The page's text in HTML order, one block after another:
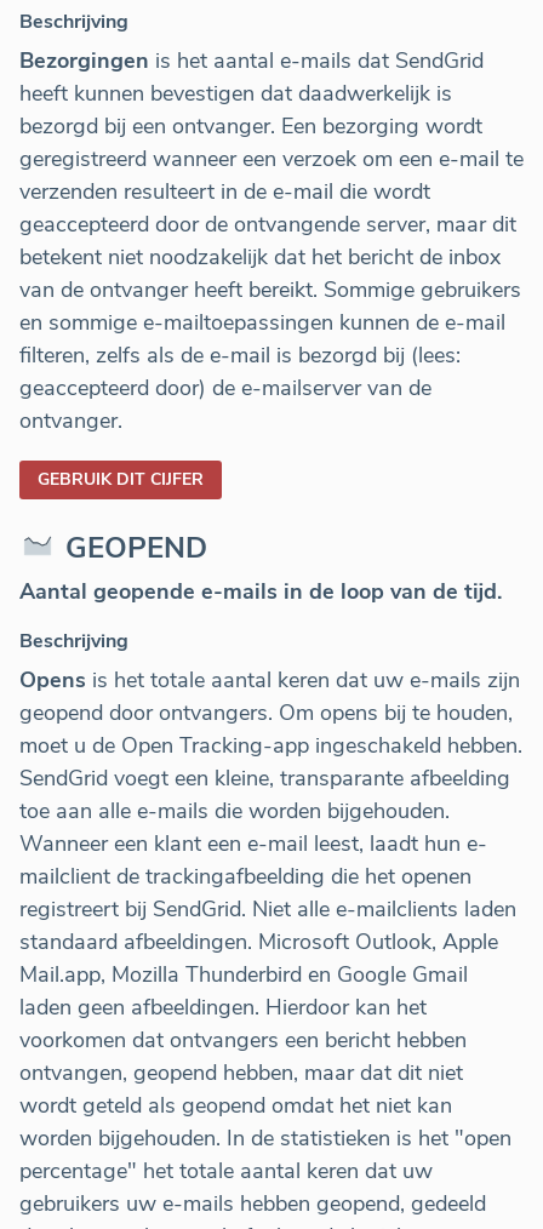
Beschrijving
Bezorgingen is het aantal e-mails dat SendGrid
heeft kunnen bevestigen dat daadwerkelijk is
bezorgd bij een ontvanger. Een bezorging wordt
geregistreerd wanneer een verzoek om een e-mail te
verzenden resulteert in de e-mail die wordt
geaccepteerd door de ontvangende server, maar dit
betekent niet noodzakelijk dat het bericht de inbox
van de ontvanger heeft bereikt. Sommige gebruikers
en sommige e-mailtoepassingen kunnen de e-mail
filteren, zelfs als de e-mail is bezorgd bij (lees:
geaccepteerd door) de e-mailserver van de
ontvanger.
GEBRUIK DIT CIJFER
GEOPEND
Aantal geopende e-mails in de loop van de tijd.
Beschrijving
Opens is het totale aantal keren dat uw e-mails zijn
geopend door ontvangers. Om opens bij te houden,
moet u de Open Tracking-app ingeschakeld hebben.
SendGrid voegt een kleine, transparante afbeelding
toe aan alle e-mails die worden bijgehouden.
Wanneer een klant een e-mail leest, laadt hun e-
mailclient de trackingafbeelding die het openen
registreert bij SendGrid. Niet alle e-mailclients laden
standaard afbeeldingen. Microsoft Outlook, Apple
Mail.app, Mozilla Thunderbird en Google Gmail
laden geen afbeeldingen. Hierdoor kan het
voorkomen dat ontvangers een bericht hebben
ontvangen, geopend hebben, maar dat dit niet
wordt geteld als geopend omdat het niet kan
worden bijgehouden. In de statistieken is het "open
percentage" het totale aantal keren dat uw
gebruikers uw e-mails hebben geopend, gedeeld